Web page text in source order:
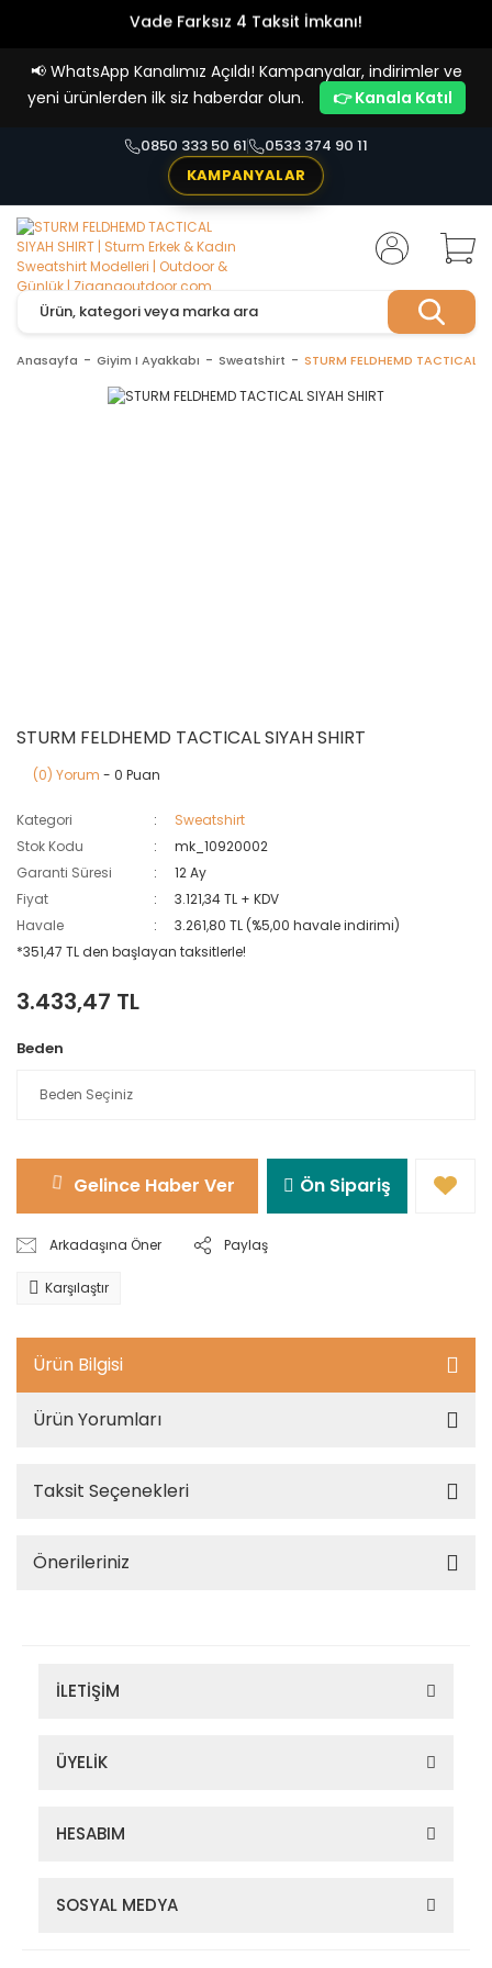
Vade Farksız 4 Taksit İmkanı!
📢 WhatsApp Kanalımız Açıldı! Kampanyalar, indirimler ve
yeni ürünlerden ilk siz haberdar olun.
👉 Kanala Katıl
0850 333 50 61
0533 374 90 11
KAMPANYALAR
Anasayfa Giyim I Ayakkabı Sweatshirt STURM FELDHEMD TACTICAL
STURM FELDHEMD TACTICAL SIYAH SHIRT
(0) Yorum - 0 Puan
Kategori
Sweatshirt
Stok Kodu
mk_10920002
Garanti Süresi
12 Ay
Fiyat
3.121,34 TL + KDV
Havale
3.261,80 TL (%5,00 havale indirimi)
*351,47 TL den başlayan taksitlerle!
3.433,47 TL
Beden
Gelince Haber Ver Ön Sipariş
Arkadaşına Öner Paylaş
Karşılaştır
Ürün Bilgisi
Ürün Yorumları
Taksit Seçenekleri
Önerileriniz
İLETİŞİM
ÜYELİK
HESABIM
SOSYAL MEDYA